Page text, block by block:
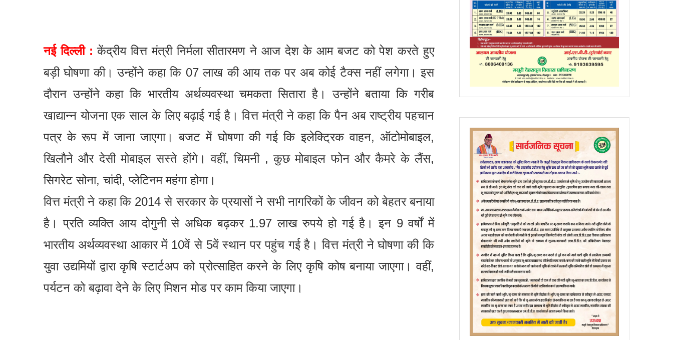
नई दिल्ली : केंद्रीय वित्त मंत्री निर्मला सीतारमण ने आज देश के आम बजट को पेश करते हुए
बड़ी घोषणा की। उन्होंने कहा कि 07 लाख की आय तक पर अब कोई टैक्स नहीं लगेगा। इस
दौरान उन्होंने कहा कि भारतीय अर्थव्यवस्था चमकता सितारा है। उन्होंने बताया कि गरीब
खाद्यान्न योजना एक साल के लिए बढ़ाई गई है। वित्त मंत्री ने कहा कि पैन अब राष्ट्रीय पहचान
पत्र के रूप में जाना जाएगा। बजट में घोषणा की गई कि इलेक्ट्रिक वाहन, ऑटोमोबाइल,
खिलौने और देसी मोबाइल सस्ते होंगे। वहीं, चिमनी , कुछ मोबाइल फोन और कैमरे के लैंस,
सिगरेट सोना, चांदी, प्लेटिनम महंगा होगा।
वित्त मंत्री ने कहा कि 2014 से सरकार के प्रयासों ने सभी नागरिकों के जीवन को बेहतर बनाया
है। प्रति व्यक्ति आय दोगुनी से अधिक बढ़कर 1.97 लाख रुपये हो गई है। इन 9 वर्षों में
भारतीय अर्थव्यवस्था आकार में 10वें से 5वें स्थान पर पहुंच गई है। वित्त मंत्री ने घोषणा की कि
युवा उद्यमियों द्वारा कृषि स्टार्टअप को प्रोत्साहित करने के लिए कृषि कोष बनाया जाएगा। वहीं,
पर्यटन को बढ़ावा देने के लिए मिशन मोड पर काम किया जाएगा।